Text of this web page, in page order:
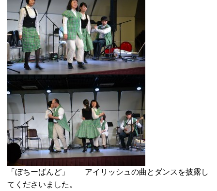
「ぼちーばんど」 アイリッシュの曲とダンスを披露し
てくださいました。